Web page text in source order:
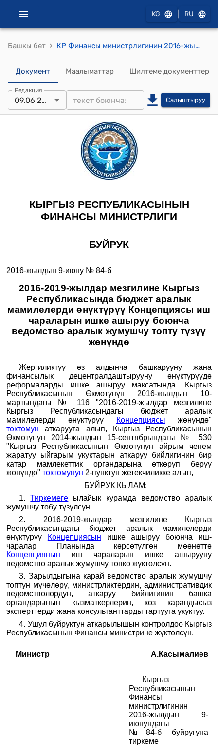
KG RU
Башкы бет › КР Финансы министрлигинин 2016-жылдын 9-июнундагы № 84-б "2016-2019-жылдар мезгилине Кыргыз Республикасында бюджет аралык мамилелерди өнүктүрүү Концепциясы иш чараларын ишке ашыруу боюнча ведомство аралык жумушчу топту түзүү жөнүндө" буйругу
Документ Маалыматтар Шилтеме документтер
Редакция
09.06.2016 Салыштыруу